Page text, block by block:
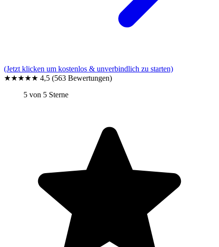
(Jetzt klicken um kostenlos & unverbindlich zu starten)
★★★★★ 4,5 (563 Bewertungen)
5 von 5 Sterne